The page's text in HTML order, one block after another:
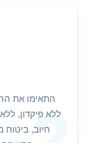
התאימו את
ללא פיקדון,
חיוב,